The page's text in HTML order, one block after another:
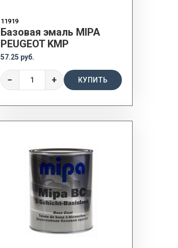
11919
Базовая эмаль MIPA
PEUGEOT KMP
57.25 руб.
− + КУПИТЬ